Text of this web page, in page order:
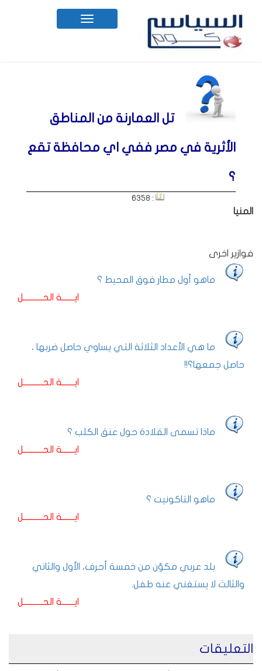
Toggle
navigation
تل العمارنة من المناطق
الأثرية في مصر ففي اي محافظة تقع
؟
: 6358
المنيا
فوازير اخرى
ماهو أول مطار فوق المحيط ؟
ايـــــــة الحـــــــــــل
ما هي الأعداد الثلاثة التي يساوي حاصل ضربها ،
حاصل جمعها؟!!
ايـــــــة الحـــــــــــل
ماذا تسمى القلادة حول عنق الكلب ؟
ايـــــــة الحـــــــــــل
ماهو التاكونيت ؟
ايـــــــة الحـــــــــــل
بلد عربي مكوّن من خمسة أحرف، الأول والثاني
والثالث لا يستغني عنه طفل.
ايـــــــة الحـــــــــــل
التعليقات